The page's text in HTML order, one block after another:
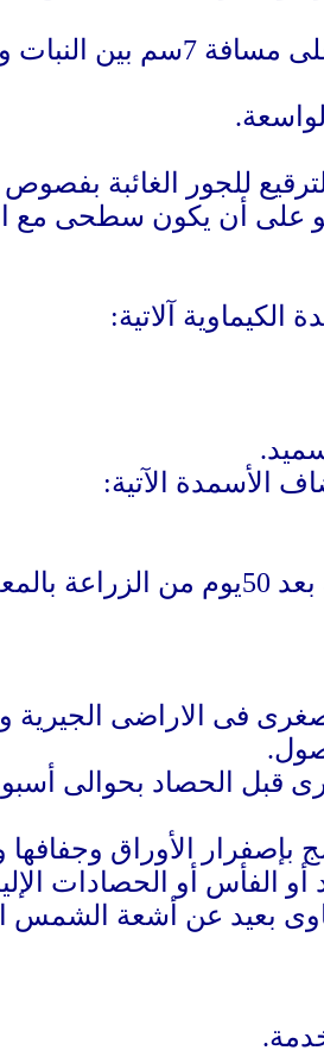
يمكن الزراعة فىسطور داخل أحواض
.
للجور الغائبة
خلال موسم النمو على أن يكون
.
فى الاراضى الجيرية
.
قبل الحصاد بحوالى
إصفرار الأوراق وجفافها
باليد أو الفأس أو
بعيد عن أشعة الشمس
.